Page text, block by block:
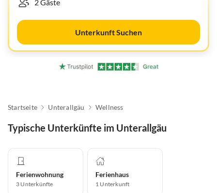
Unterkunft Suchen
Startseite Unterallgäu Wellness
Typische Unterkünfte im Unterallgäu
Ferienwohnung
3 Unterkünfte
Ferienhaus
1 Unterkunft